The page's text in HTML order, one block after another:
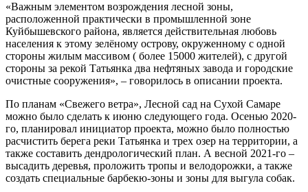
«Важным элементом возрождения лесной зоны,
расположенной практически в промышленной зоне
Куйбышевского района, является действительная любовь
населения к этому зелёному острову, окруженному с одной
стороны жилым массивом ( более 15000 жителей), с другой
стороны за рекой Татьянка два нефтяных завода и городские
очистные сооружения», – говорилось в описании проекта.
По планам «Свежего ветра», Лесной сад на Сухой Самаре
можно было сделать к июню следующего года. Осенью 2020-
го, планировал инициатор проекта, можно было полностью
расчистить берега реки Татьянка и трех озер на территории, а
также составить дендрологический план. А весной 2021-го –
высадить деревья, проложить тропы и велодорожки, а также
создать специальные барбекю-зоны и зоны для выгула собак.